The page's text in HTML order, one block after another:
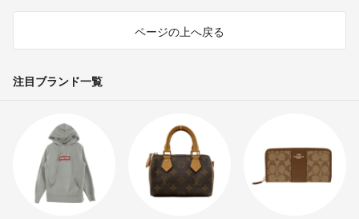
ページの上へ戻る
注目ブランド一覧